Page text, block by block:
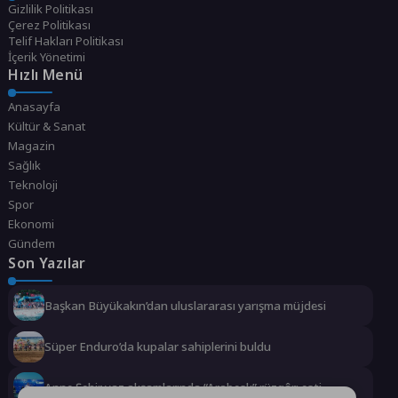
Gizlilik Politikası
Çerez Politikası
Telif Hakları Politikası
İçerik Yönetimi
Hızlı Menü
Anasayfa
Kültür & Sanat
Magazin
Sağlık
Teknoloji
Spor
Ekonomi
Gündem
Son Yazılar
Başkan Büyükakın’dan uluslararası yarışma müjdesi
Süper Enduro’da kupalar sahiplerini buldu
Anne Şehir yaz akşamlarında “Arabesk” rüzgârı esti